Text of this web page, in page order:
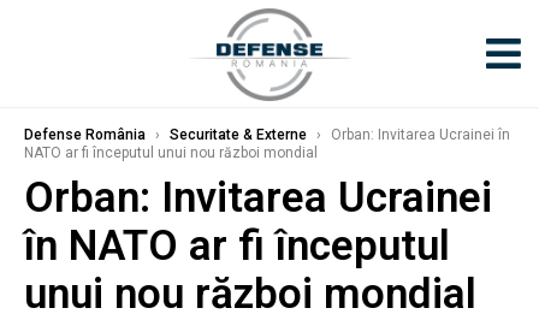
Defense România › Securitate & Externe ›
Orban: Invitarea Ucrainei în
NATO ar fi începutul unui nou război mondial
Orban: Invitarea Ucrainei
în NATO ar fi începutul
unui nou război mondial